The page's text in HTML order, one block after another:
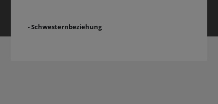
- Schwesternbeziehung